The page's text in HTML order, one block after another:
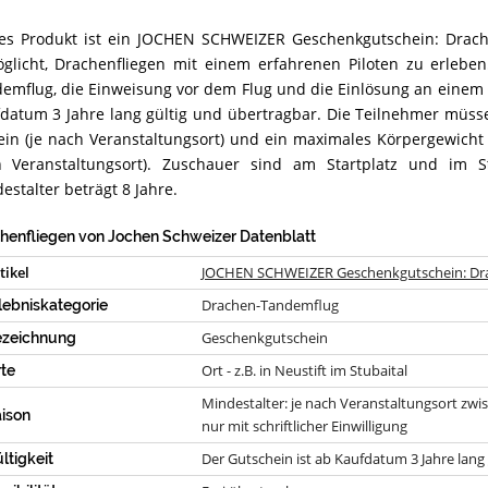
erhältlich?
Produkt ist ein JOCHEN SCHWEIZER Geschenkgutschein:
Drachenfliegen mit einem erfahrenen Piloten zu
die Einweisung vor dem Flug und die Einlösung an
3 Jahre lang gültig und übertragbar. Die Teilnehmer
(je nach Veranstaltungsort) und ein maximales
Veranstaltungsort). Zuschauer sind am Startplatz und im
beträgt 8 Jahre.
von Jochen Schweizer Datenblatt
JOCHEN SCHWEIZER Geschenkgutschein:
Drachen-Tandemflug
Geschenkgutschein
Ort - z.B. in Neustift im Stubaital
Mindestalter: je nach Veranstaltungsort
nur mit schriftlicher Einwilligung
Der Gutschein ist ab Kaufdatum 3 Jahre